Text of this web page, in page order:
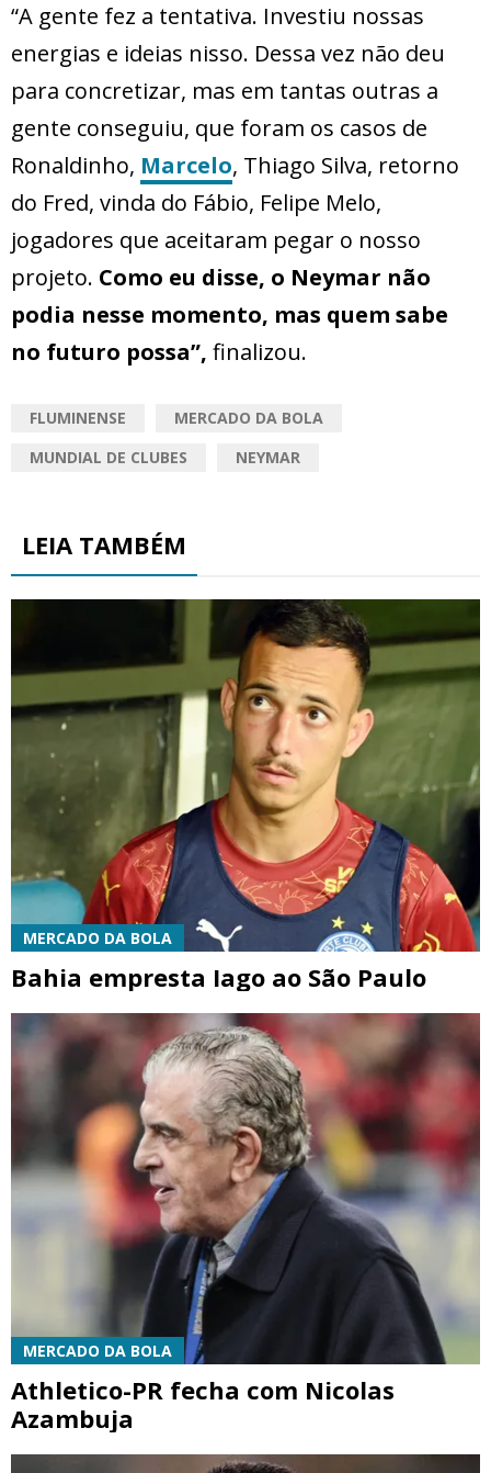
“A gente fez a tentativa. Investiu nossas
energias e ideias nisso. Dessa vez não deu
para concretizar, mas em tantas outras a
gente conseguiu, que foram os casos de
Ronaldinho, Marcelo, Thiago Silva, retorno
do Fred, vinda do Fábio, Felipe Melo,
jogadores que aceitaram pegar o nosso
projeto. Como eu disse, o Neymar não
podia nesse momento, mas quem sabe
no futuro possa”, finalizou.
FLUMINENSE
MERCADO DA BOLA
MUNDIAL DE CLUBES
NEYMAR
LEIA TAMBÉM
MERCADO DA BOLA
Bahia empresta Iago ao São Paulo
MERCADO DA BOLA
Athletico-PR fecha com Nicolas
Azambuja